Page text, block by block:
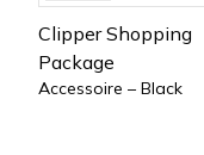
Clipper Shopping
Package
Accessoire – Black